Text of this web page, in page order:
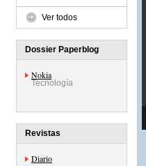
Ver todos
Dossier Paperblog
Nokia
Tecnología
Revistas
Diario